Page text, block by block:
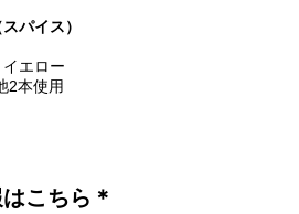
パイス）
エロー
本使用
こちら＊